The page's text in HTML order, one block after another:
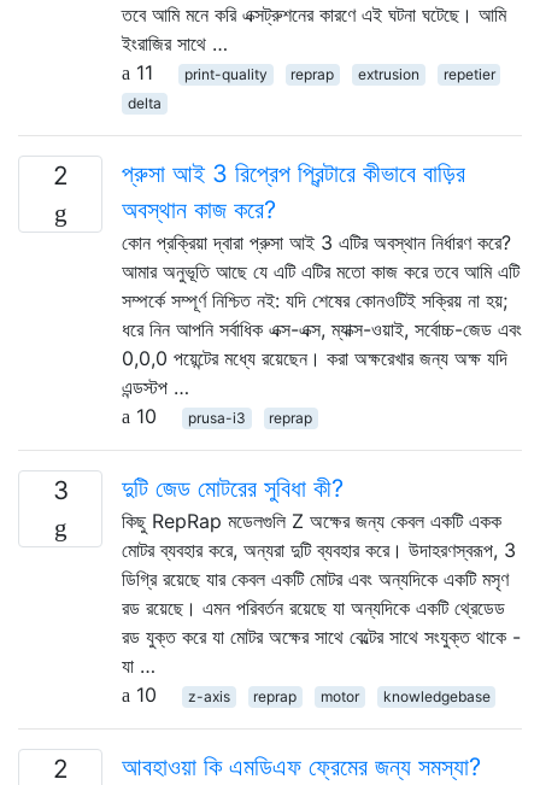
তবে আমি মনে করি এক্সট্রুশনের কারণে এই ঘটনা ঘটেছে। আমি
ইংরাজির সাথে …
11
print-quality reprap extrusion
repetier
delta
2
প্রুসা আই 3 রিপ্রেপ প্রিন্টারে কীভাবে বাড়ির
অবস্থান কাজ করে?
কোন প্রক্রিয়া দ্বারা প্রুসা আই 3 এটির অবস্থান নির্ধারণ করে?
আমার অনুভূতি আছে যে এটি এটির মতো কাজ করে তবে আমি এটি
সম্পর্কে সম্পূর্ণ নিশ্চিত নই: যদি শেষের কোনওটিই সক্রিয় না হয়;
ধরে নিন আপনি সর্বাধিক এক্স-এক্স, ম্যাক্স-ওয়াই, সর্বোচ্চ-জেড এবং
0,0,0 পয়েন্টের মধ্যে রয়েছেন। করা অক্ষরেখার জন্য অক্ষ যদি
এন্ডস্টপ …
10
prusa-i3 reprap
3 দুটি জেড মোটরের সুবিধা কী?
কিছু RepRap মডেলগুলি Z অক্ষের জন্য কেবল একটি একক
মোটর ব্যবহার করে, অন্যরা দুটি ব্যবহার করে। উদাহরণস্বরূপ, 3
ডিগ্রি রয়েছে যার কেবল একটি মোটর এবং অন্যদিকে একটি মসৃণ
রড রয়েছে। এমন পরিবর্তন রয়েছে যা অন্যদিকে একটি থ্রেডেড
রড যুক্ত করে যা মোটর অক্ষের সাথে বেল্টের সাথে সংযুক্ত থাকে -
যা …
10
z-axis reprap motor knowledgebase
2 আবহাওয়া কি এমডিএফ ফ্রেমের জন্য সমস্যা?